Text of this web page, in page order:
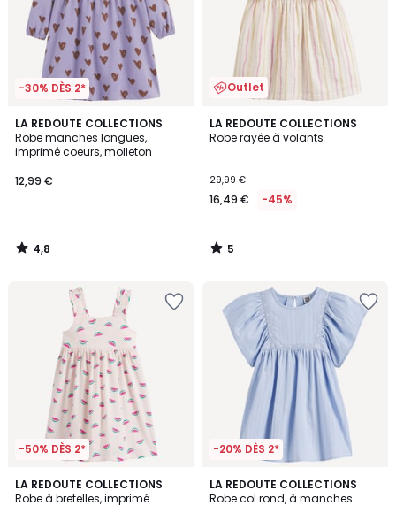
-30% DÈS 2*
LA REDOUTE COLLECTIONS
Robe manches longues,
imprimé coeurs, molleton
12,99 €
4,8
/ 5
4,8
/
Outlet
LA REDOUTE COLLECTIONS
Robe rayée à volants
29,99 €
16,49 € -45%
5
/
5
/
-50% DÈS 2*
LA REDOUTE COLLECTIONS
Robe à bretelles, imprimé
4,7
/ 5
-20% DÈS 2*
LA REDOUTE COLLECTIONS
Robe col rond, à manches
5
/